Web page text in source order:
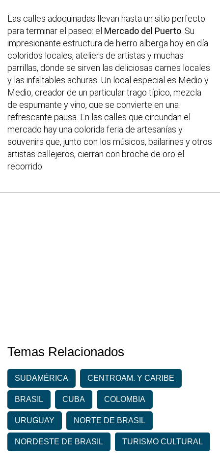
Las calles adoquinadas llevan hasta un sitio perfecto
para terminar el paseo: el Mercado del Puerto. Su
impresionante estructura de hierro alberga hoy en día
coloridos locales, ateliers de artistas y muchas
parrillas, donde se sirven las deliciosas carnes locales
y las infaltables achuras. Un local especial es Medio y
Medio, creador de un particular trago típico, mezcla
de espumante y vino, que se convierte en una
refrescante pausa. En las calles que circundan el
mercado hay una colorida feria de artesanías y
souvenirs que, junto con los músicos, bailarines y otros
artistas callejeros, cierran con broche de oro el
recorrido.
Temas Relacionados
SUDAMÉRICA CENTROAM. Y CARIBE
BRASIL CUBA COLOMBIA
URUGUAY NORTE DE BRASIL
NORDESTE DE BRASIL TURISMO CULTURAL